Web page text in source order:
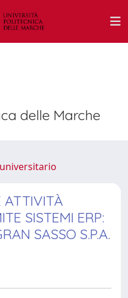
delle Marche
ATTIVITÀ
SISTEMI ERP:
SASSO S.P.A.